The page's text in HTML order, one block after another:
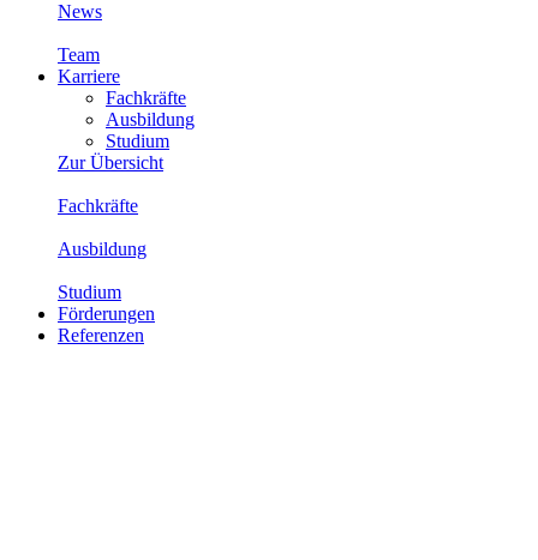
News
Team
Karriere
Fachkräfte
Ausbildung
Studium
Zur Übersicht
Fachkräfte
Ausbildung
Studium
Förderungen
Referenzen